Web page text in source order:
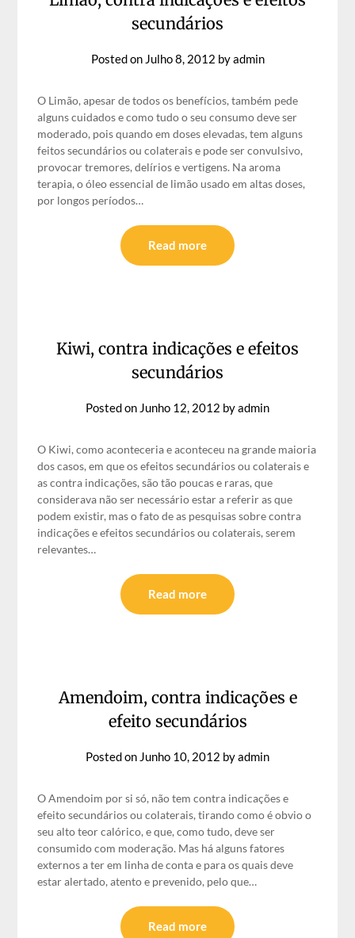
secundários
Posted on Julho 8, 2012 byadmin
O Limão, apesar de todos os benefícios, também pede
alguns cuidados e como tudo o seu consumo deve ser
moderado, pois quando em doses elevadas, tem alguns
feitos secundários ou colaterais e pode ser convulsivo,
provocar tremores, delírios e vertigens. Na aroma
terapia, o óleo essencial de limão usado em altas doses,
por longos períodos…
Read more
Kiwi, contra indicações e efeitos
secundários
Posted on Junho 12, 2012 byadmin
O Kiwi, como aconteceria e aconteceu na grande maioria
dos casos, em que os efeitos secundários ou colaterais e
as contra indicações, são tão poucas e raras, que
considerava não ser necessário estar a referir as que
podem existir, mas o fato de as pesquisas sobre contra
indicações e efeitos secundários ou colaterais, serem
relevantes…
Read more
Amendoim, contra indicações e
efeito secundários
Posted on Junho 10, 2012 byadmin
O Amendoim por si só, não tem contra indicações e
efeito secundários ou colaterais, tirando como é obvio o
seu alto teor calórico, e que, como tudo, deve ser
consumido com moderação. Mas há alguns fatores
externos a ter em linha de conta e para os quais deve
estar alertado, atento e prevenido, pelo que…
Read more